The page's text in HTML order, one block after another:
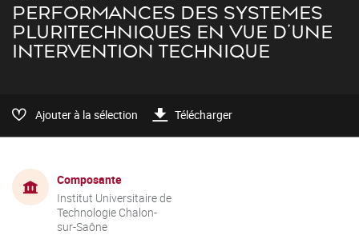
PERFORMANCES DES SYSTEMES
PLURITECHNIQUES EN VUE D'UNE
INTERVENTION TECHNIQUE
Ajouter à la sélection Télécharger
Composante
Institut Universitaire de
Technologie Chalon-
sur-Saône